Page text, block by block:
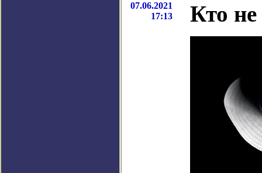
07.06.2021
17:13
Кто не